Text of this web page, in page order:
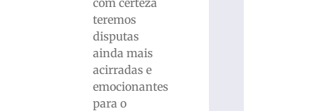
teremos
disputas
ainda mais
acirradas e
emocionantes
para o